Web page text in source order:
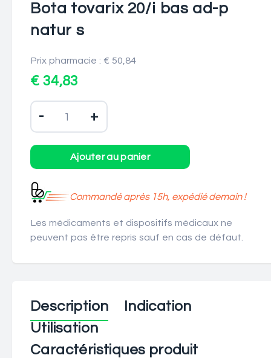
Bota tovarix 20/i bas ad-p
natur s
Prix pharmacie : € 50,84
€ 34,83
- +
Commandé après 15h, expédié demain !
Les médicaments et dispositifs médicaux ne
peuvent pas être repris sauf en cas de défaut.
Description
Indication
Utilisation
Caractéristiques produit